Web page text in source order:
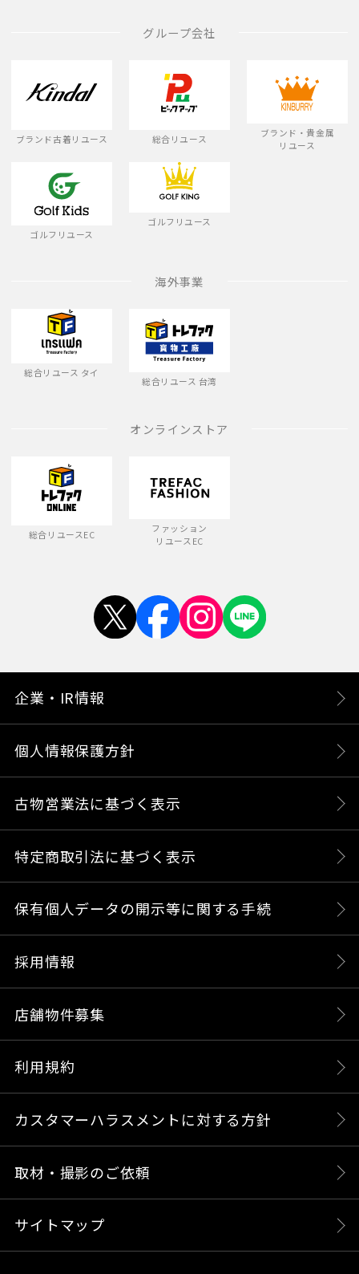
グループ会社
ブランド古着リユース 総合リユース
ブランド・貴金属
リユース
ゴルフリユース
ゴルフリユース
海外事業
総合リユース タイ
総合リユース 台湾
オンラインストア
総合リユースEC
ファッション
リユースEC
企業・IR情報
個人情報保護方針
古物営業法に基づく表示
特定商取引法に基づく表示
保有個人データの開示等に関する手続
採用情報
店舗物件募集
利用規約
カスタマーハラスメントに対する方針
取材・撮影のご依頼
サイトマップ